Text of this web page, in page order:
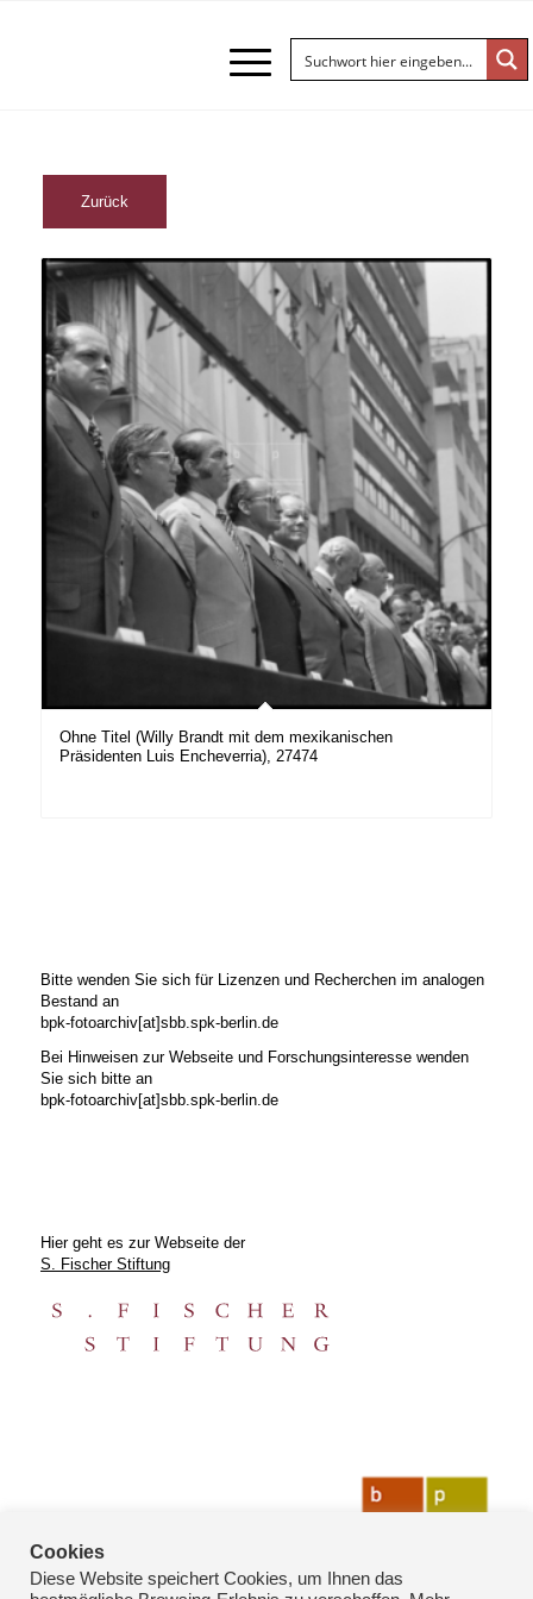
Ohne Titel (Willy Brandt mit dem mexikanischen
Präsidenten Luis Encheverria), 27474
Bitte wenden Sie sich für Lizenzen und Recherchen im analogen
Bestand an
bpk-fotoarchiv[at]sbb.spk-berlin.de
Bei Hinweisen zur Webseite und Forschungsinteresse wenden
Sie sich bitte an
bpk-fotoarchiv[at]sbb.spk-berlin.de
Hier geht es zur Webseite der
S. Fischer Stiftung
Cookies
Diese Website speichert Cookies, um Ihnen das